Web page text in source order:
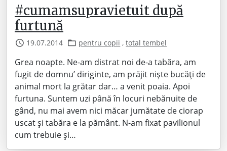
#cumamsupravietuit după
furtună
19.07.2014 pentru copii ,total tembel
Grea noapte. Ne-am distrat noi de-a tabăra, am
fugit de domnu’ diriginte, am prăjit niște bucăți de
animal mort la grătar dar… a venit poaia. Apoi
furtuna. Suntem uzi până în locuri nebănuite de
gând, nu mai avem nici măcar jumătate de ciorap
uscat și tabăra e la pământ. N-am fixat pavilionul
cum trebuie și…